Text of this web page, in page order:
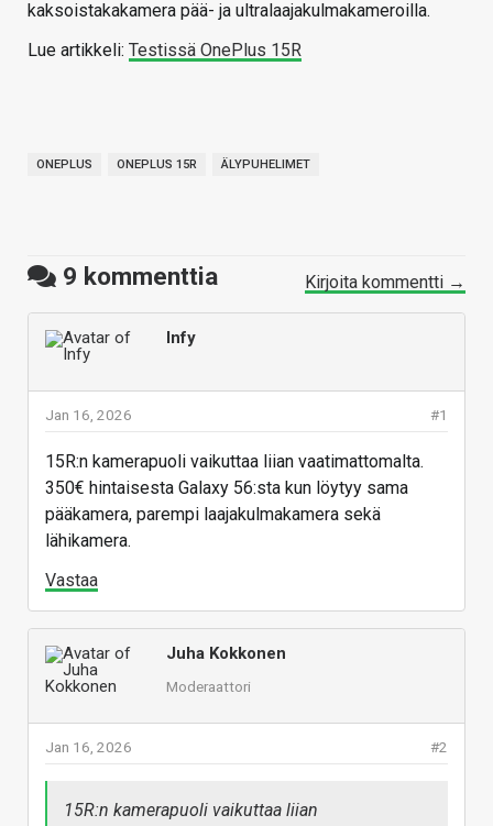
kaksoistakakamera pää- ja ultralaajakulmakameroilla.
Lue artikkeli: Testissä OnePlus 15R
ONEPLUS ONEPLUS 15R ÄLYPUHELIMET
9 kommenttia Kirjoita kommentti →
Infy
#1
Jan 16, 2026
15R:n kamerapuoli vaikuttaa liian vaatimattomalta.
350€ hintaisesta Galaxy 56:sta kun löytyy sama
pääkamera, parempi laajakulmakamera sekä
lähikamera.
Vastaa
Juha Kokkonen
Moderaattori
#2
Jan 16, 2026
15R:n kamerapuoli vaikuttaa liian